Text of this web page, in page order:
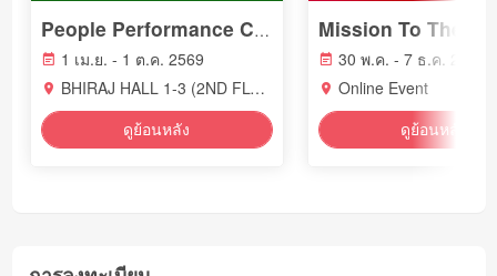
People Performance Conference (PPC2026) - YEAR OF WORK LIFE INTELLIGENCE
1 เม.ย. - 1 ต.ค. 2569
BHIRAJ HALL 1-3 (2ND FLOOR) BITEC BANGNA
ดูย้อนหลัง
30 พ.ค. - 7 ธ.ค. 2569
Online Event
ดูย้อนหลัง